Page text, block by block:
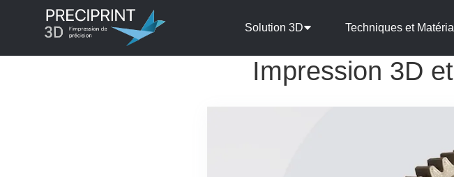
Solution 3D Techniques et
Impression 3D